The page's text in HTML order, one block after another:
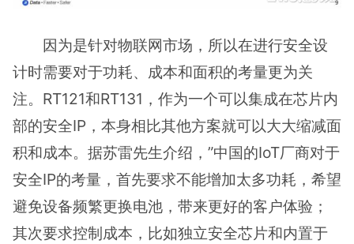
因为是针对物联网市场，所以在进行安全设
计时需要对于功耗、成本和面积的考量更为关
注。RT121和RT131，作为一个可以集成在芯片内
部的安全IP，本身相比其他方案就可以大大缩减面
积和成本。据苏雷先生介绍，”中国的IoT厂商对于
安全IP的考量，首先要求不能增加太多功耗，希望
避免设备频繁更换电池，带来更好的客户体验；
其次要求控制成本，比如独立安全芯片和内置于